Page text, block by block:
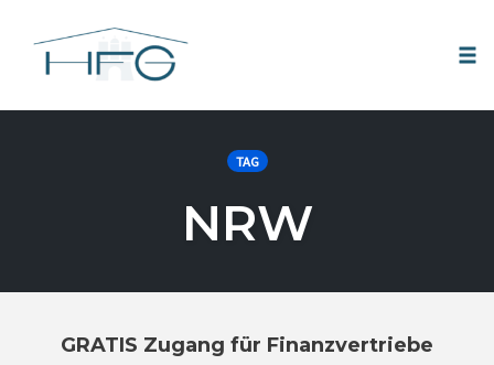
TAG
NRW
GRATIS Zugang für Finanzvertriebe